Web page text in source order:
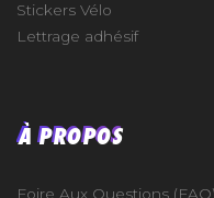
Stickers Vélo
Lettrage adhésif
À PROPOS
Foire Aux Questions (FAQ)